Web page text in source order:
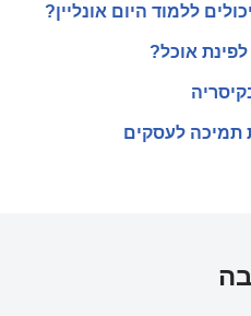
ללמוד היום אונליין?
אוכל?
תמיכה לעסקים